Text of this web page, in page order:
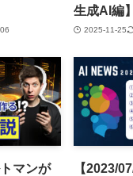
生成AI編】
2025-11-25
マンが
【2023/